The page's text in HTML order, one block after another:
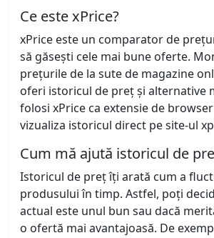
Ce este xPrice?
xPrice este un comparator de
să găsești cele mai bune oferte.
prețurile de la sute de magazine
oferi istoricul de preț și alternative
folosi xPrice ca extensie de
vizualiza istoricul direct pe site-ul
Cum mă ajută istoricul de
Istoricul de preț îți arată cum a
produsului în timp. Astfel, poți
actual este unul bun sau dacă
o ofertă mai avantajoasă. De